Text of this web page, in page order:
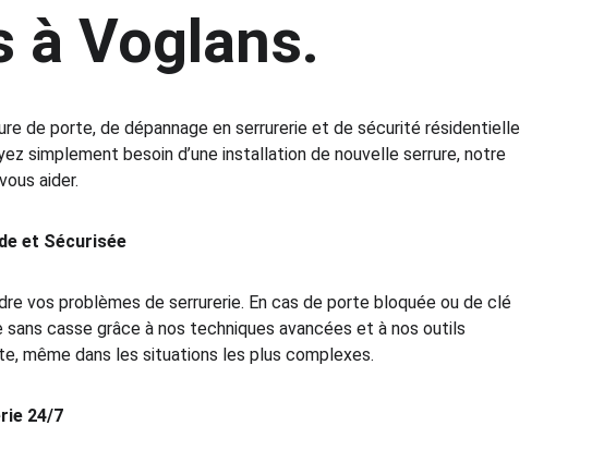
à Voglans.
de porte, de dépannage en serrurerie et de sécurité résidentielle
simplement besoin d’une installation de nouvelle serrure, notre
aider.
et Sécurisée
vos problèmes de serrurerie. En cas de porte bloquée ou de clé
casse grâce à nos techniques avancées et à nos outils
même dans les situations les plus complexes.
24/7